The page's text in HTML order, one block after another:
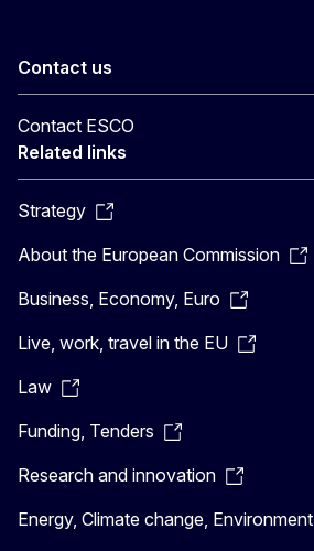
Contact us
Contact ESCO
Related links
Strategy
About the European Commission
Business, Economy, Euro
Live, work, travel in the EU
Law
Funding, Tenders
Research and innovation
Energy, Climate change, Environment